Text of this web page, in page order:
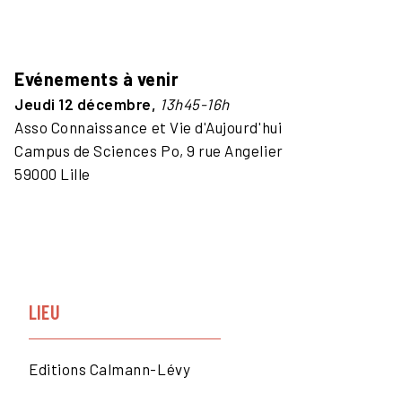
Evénements à venir
Jeudi 12 décembre, 13h45-16h
Asso Connaissance et Vie d'Aujourd'hui
Campus de Sciences Po, 9 rue Angelier
59000 Lille
LIEU
Editions Calmann-Lévy